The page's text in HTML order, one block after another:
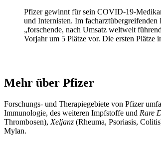
Pfizer gewinnt für sein COVID-19-
und Internisten. Im
„forschende, nach Umsatz weltweit
Vorjahr um 5 Plätze vor. Die ersten
Mehr über Pfizer​
Forschungs- und Therapiegebiete von Pfizer
Immunologie, des weiteren Impfstoffe und Rare
Thrombosen), Xeljanz (Rheuma, Psoriasis,
Mylan.